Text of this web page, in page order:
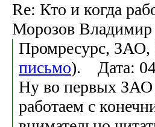
Re: Кто и когда
Морозов Владимир
Промресурс,
письмо). Дата:
Ну во первых ЗАО
работаем с